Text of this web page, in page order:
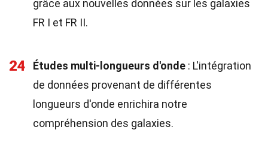
grâce aux nouvelles données sur les galaxies
FR I et FR II.
24 Études multi-longueurs d'onde : L'intégration
de données provenant de différentes
longueurs d'onde enrichira notre
compréhension des galaxies.